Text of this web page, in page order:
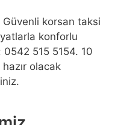
korsan taksi
konforlu
0542 515 5154. 10
olacak